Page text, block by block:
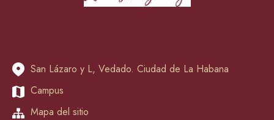
San Lázaro y L, Vedado. Ciudad de La Habana
Campus
Mapa del sitio